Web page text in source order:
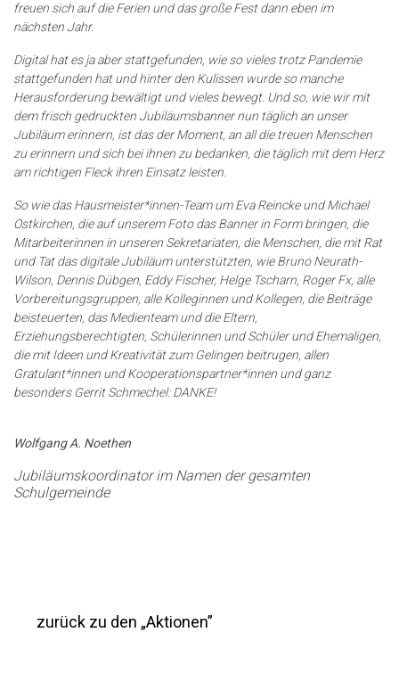
freuen sich auf die Ferien und das große Fest dann eben im
nächsten Jahr.
Digital hat es ja aber stattgefunden, wie so vieles trotz Pandemie
stattgefunden hat und hinter den Kulissen wurde so manche
Herausforderung bewältigt und vieles bewegt. Und so, wie wir mit
dem frisch gedruckten Jubiläumsbanner nun täglich an unser
Jubiläum erinnern, ist das der Moment, an all die treuen Menschen
zu erinnern und sich bei ihnen zu bedanken, die täglich mit dem Herz
am richtigen Fleck ihren Einsatz leisten.
So wie das Hausmeister*innen-Team um Eva Reincke und Michael
Ostkirchen, die auf unserem Foto das Banner in Form bringen, die
Mitarbeiterinnen in unseren Sekretariaten, die Menschen, die mit Rat
und Tat das digitale Jubiläum unterstützten, wie Bruno Neurath-
Wilson, Dennis Dübgen, Eddy Fischer, Helge Tscharn, Roger Fx, alle
Vorbereitungsgruppen, alle Kolleginnen und Kollegen, die Beiträge
beisteuerten, das Medienteam und die Eltern,
Erziehungsberechtigten, Schülerinnen und Schüler und Ehemaligen,
die mit Ideen und Kreativität zum Gelingen beitrugen, allen
Gratulant*innen und Kooperationspartner*innen und ganz
besonders Gerrit Schmechel: DANKE!
Wolfgang A. Noethen
Jubiläumskoordinator im Namen der gesamten
Schulgemeinde
zurück zu den „Aktionen”